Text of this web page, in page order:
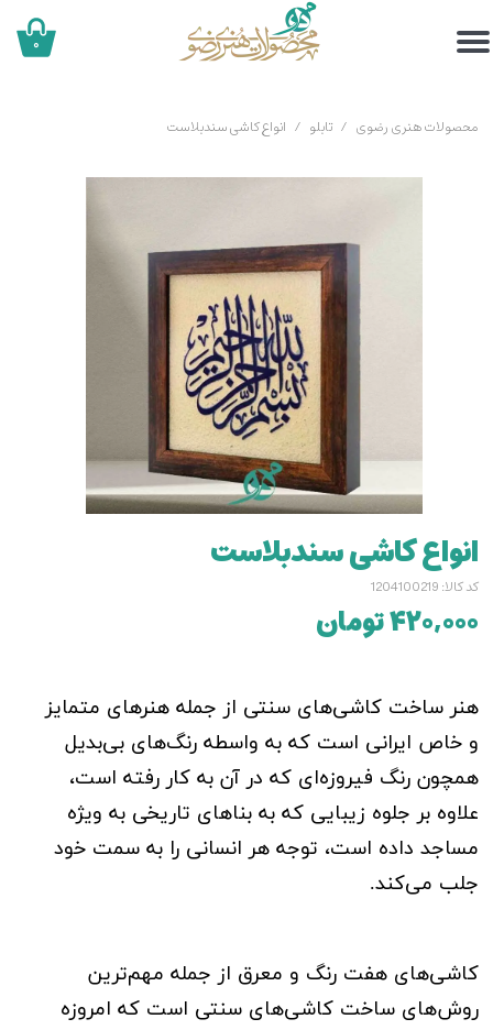
۰
محصولات هنری رضوی تابلو انواع کاشی سندبلاست
انواع کاشی سندبلاست
کد کالا: 1204100219
۴۲۰,۰۰۰ تومان
هنر ساخت کاشی‌های سنتی از جمله هنرهای متمایز
و خاص ایرانی است که به واسطه رنگ‌های بی‌بدیل
همچون رنگ فیروزه‌ای که در آن به کار رفته است،
علاوه بر جلوه ‌زیبایی که به بناهای تاریخی به ویژه
مساجد داده است، توجه هر انسانی را به سمت خود
جلب می‌کند.
کاشی‌های هفت رنگ و معرق از جمله مهم‌ترین
روش‌های ساخت کاشی‌های سنتی است که امروزه